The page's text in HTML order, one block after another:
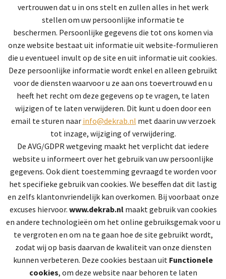
vertrouwen dat u in ons stelt en zullen alles in het werk
stellen om uw persoonlijke informatie te
beschermen. Persoonlijke gegevens die tot ons komen via
onze website bestaat uit informatie uit website-formulieren
die u eventueel invult op de site en uit informatie uit cookies.
Deze persoonlijke informatie wordt enkel en alleen gebruikt
voor de diensten waarvoor u ze aan ons toevertrouwd en u
heeft het recht om deze gegevens op te vragen, te laten
wijzigen of te laten verwijderen. Dit kunt u doen door een
email te sturen naar info@dekrab.nl met daarin uw verzoek
tot inzage, wijziging of verwijdering.
De AVG/GDPR wetgeving maakt het verplicht dat iedere
website u informeert over het gebruik van uw persoonlijke
gegevens. Ook dient toestemming gevraagd te worden voor
het specifieke gebruik van cookies. We beseffen dat dit lastig
en zelfs klantonvriendelijk kan overkomen. Bij voorbaat onze
excuses hiervoor. www.dekrab.nlmaakt gebruik van cookies
en andere technologieën om het online gebruiksgemak voor u
te vergroten en om na te gaan hoe de site gebruikt wordt,
zodat wij op basis daarvan de kwaliteit van onze diensten
kunnen verbeteren. Deze cookies bestaan uit Functionele
cookies, om deze website naar behoren te laten